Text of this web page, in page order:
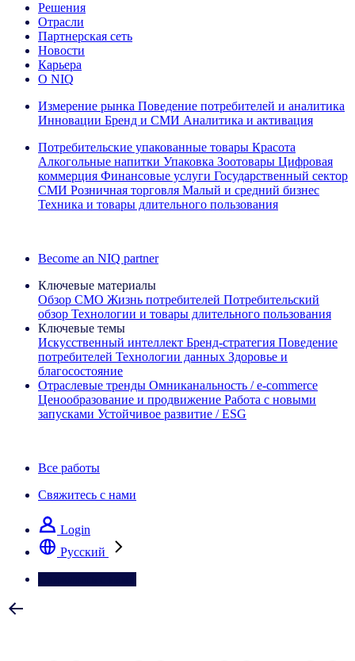
Решения
Отрасли
Партнерская сеть
Новости
Карьера
О NIQ
Измерение рынка Поведение потребителей и аналитика
Инновации Бренд и СМИ Аналитика и активация
Потребительские упакованные товары Красота
Алкогольные напитки Упаковка Зоотовары Цифровая
коммерция Финансовые услуги Государственный сектор
СМИ Розничная торговля Малый и средний бизнес
Техника и товары длительного пользования
Become an NIQ partner
Ключевые материалы
Обзор CMO Жизнь потребителей Потребительский
обзор Технологии и товары длительного пользования
Ключевые темы
Искусственный интеллект Бренд‑стратегия Поведение
потребителей Технологии данных Здоровье и
благосостояние
Отраслевые тренды Омниканальность / e‑commerce
Ценообразование и продвижение Работа с новыми
запусками Устойчивое развитие / ESG
Все работы
Свяжитесь с нами
Login
Pусский